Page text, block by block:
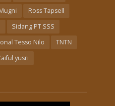
Ross Tapsell
Sidang PT SSS
Tesso Nilo
TNTN
yusri